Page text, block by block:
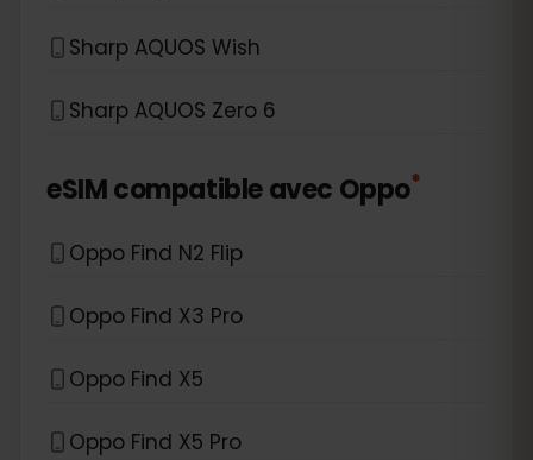
Sharp AQUOS Wish
Sharp AQUOS Zero 6
eSIM compatible avec Oppo*
Oppo Find N2 Flip
Oppo Find X3 Pro
Oppo Find X5
Oppo Find X5 Pro